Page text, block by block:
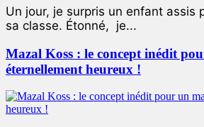
Un jour, je surpris un enfant assis
sa classe. Étonné, je...
Mazal Koss : le concept inédit
éternellement heureux !